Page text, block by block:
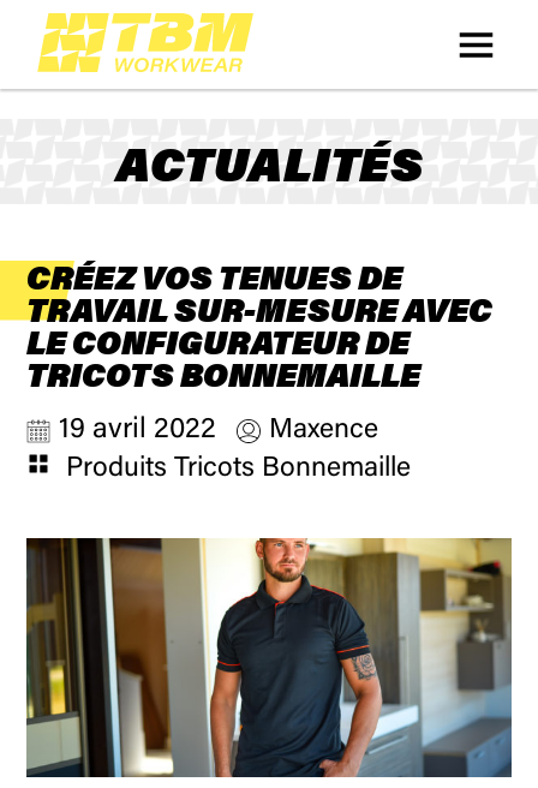
ACTUALITÉS
CRÉEZ VOS TENUES DE
TRAVAIL SUR-MESURE AVEC
LE CONFIGURATEUR DE
TRICOTS BONNEMAILLE
19 avril 2022
Maxence
Produits Tricots Bonnemaille